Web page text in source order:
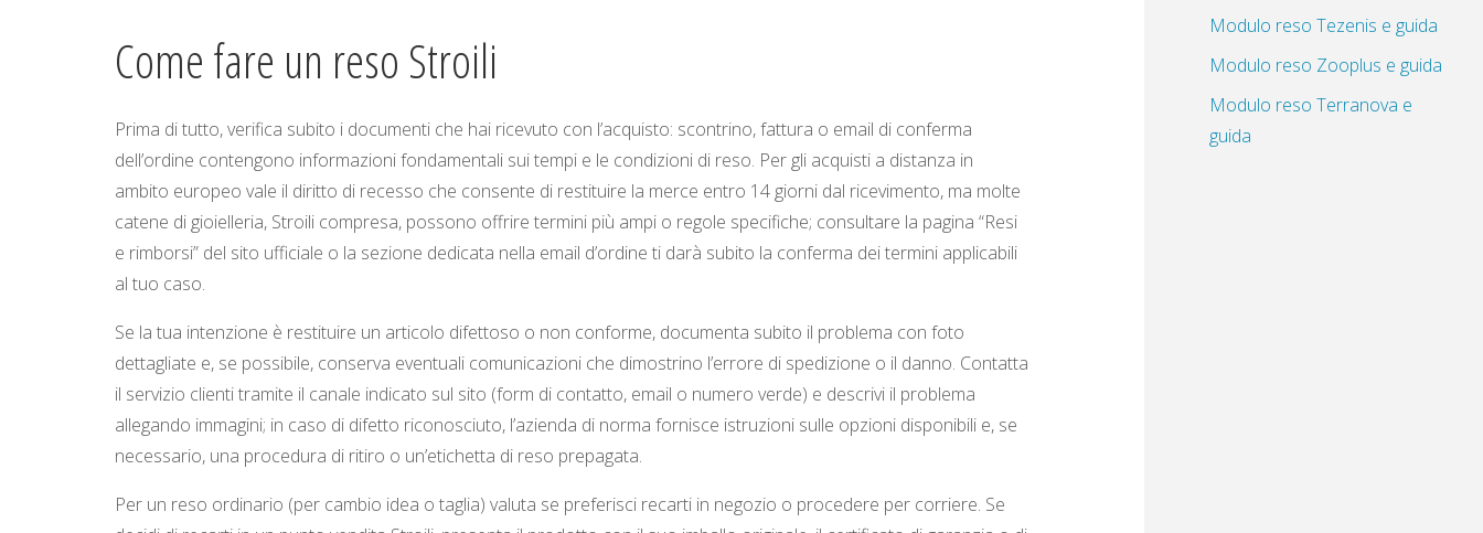
Come fare un reso Stroili
Prima di tutto, verifica subito i documenti che hai ricevuto con l’acquisto: scontrino, fattura o email di conferma
dell’ordine contengono informazioni fondamentali sui tempi e le condizioni di reso. Per gli acquisti a distanza in
ambito europeo vale il diritto di recesso che consente di restituire la merce entro 14 giorni dal ricevimento, ma molte
catene di gioielleria, Stroili compresa, possono offrire termini più ampi o regole specifiche; consultare la pagina “Resi
e rimborsi” del sito ufficiale o la sezione dedicata nella email d’ordine ti darà subito la conferma dei termini applicabili
al tuo caso.
Se la tua intenzione è restituire un articolo difettoso o non conforme, documenta subito il problema con foto
dettagliate e, se possibile, conserva eventuali comunicazioni che dimostrino l’errore di spedizione o il danno. Contatta
il servizio clienti tramite il canale indicato sul sito (form di contatto, email o numero verde) e descrivi il problema
allegando immagini; in caso di difetto riconosciuto, l’azienda di norma fornisce istruzioni sulle opzioni disponibili e, se
necessario, una procedura di ritiro o un’etichetta di reso prepagata.
Per un reso ordinario (per cambio idea o taglia) valuta se preferisci recarti in negozio o procedere per corriere. Se
Modulo reso Tezenis e guida
Modulo reso Zooplus e guida
Modulo reso Terranova e
guida